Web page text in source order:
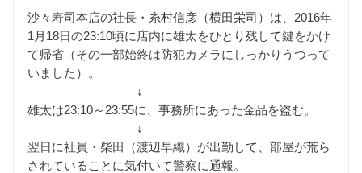
沙々寿司本店の社長・糸村信彦（横田栄司）は、2016年
1月18日の23:10頃に店内に雄太をひとり残して鍵をかけ
て帰省（その一部始終は防犯カメラにしっかりうつって
いました）。
↓
雄太は23:10～23:55に、事務所にあった金品を盗む。
↓
翌日に社員・柴田（渡辺早織）が出勤して、部屋が荒ら
されていることに気付いて警察に通報。